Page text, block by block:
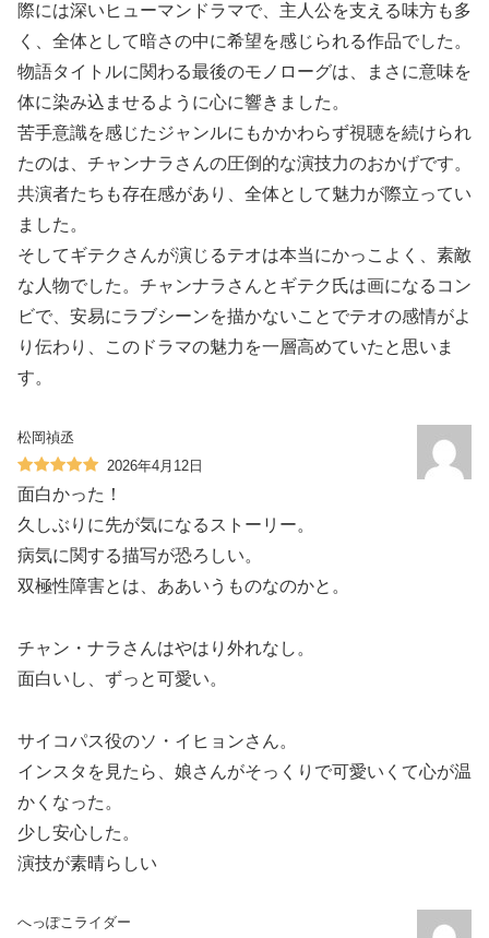
際には深いヒューマンドラマで、主人公を支える味方も多
く、全体として暗さの中に希望を感じられる作品でした。
物語タイトルに関わる最後のモノローグは、まさに意味を
体に染み込ませるように心に響きました。
苦手意識を感じたジャンルにもかかわらず視聴を続けられ
たのは、チャンナラさんの圧倒的な演技力のおかげです。
共演者たちも存在感があり、全体として魅力が際立ってい
ました。
そしてギテクさんが演じるテオは本当にかっこよく、素敵
な人物でした。チャンナラさんとギテク氏は画になるコン
ビで、安易にラブシーンを描かないことでテオの感情がよ
り伝わり、このドラマの魅力を一層高めていたと思いま
す。
松岡禎丞
2026年4月12日
面白かった！
久しぶりに先が気になるストーリー。
病気に関する描写が恐ろしい。
双極性障害とは、ああいうものなのかと。
チャン・ナラさんはやはり外れなし。
面白いし、ずっと可愛い。
サイコパス役のソ・イヒョンさん。
インスタを見たら、娘さんがそっくりで可愛いくて心が温
かくなった。
少し安心した。
演技が素晴らしい
へっぽこライダー